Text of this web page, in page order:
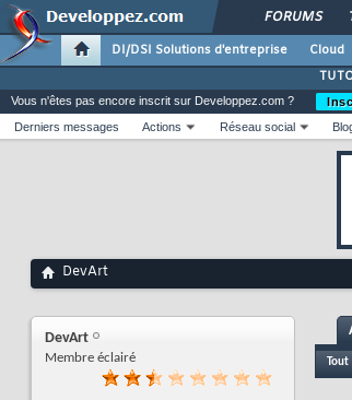
FORUMS
DI/DSI Solutions d'entreprise Cloud
Vous n'êtes pas encore inscrit sur Developpez.com ?
Derniers messages
Actions Réseau social
DevArt
DevArt
Membre éclairé Tout